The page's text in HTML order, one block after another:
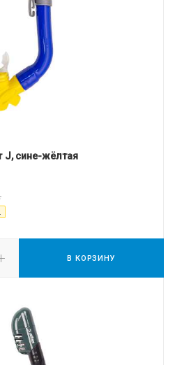
J, сине-жёлтая
В КОРЗИНУ